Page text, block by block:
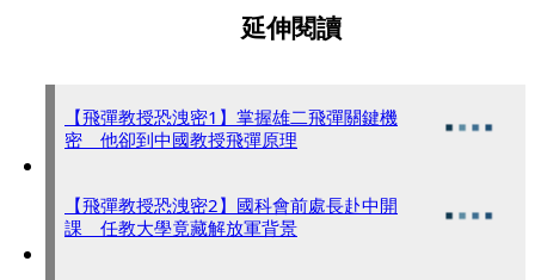
延伸閱讀
【飛彈教授恐洩密1】掌握雄二飛彈關鍵機
密 他卻到中國教授飛彈原理
【飛彈教授恐洩密2】國科會前處長赴中開
課 任教大學竟藏解放軍背景